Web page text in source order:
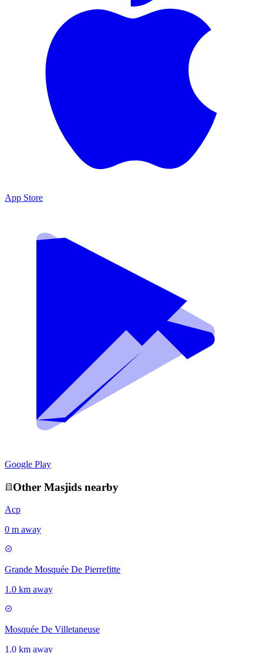
App Store
Google Play
Other Masjids nearby
Acp
0 m away
Grande Mosquée De Pierrefitte
1.0 km away
Mosquée De Villetaneuse
1.0 km away